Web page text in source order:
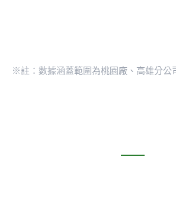
※註：數據涵蓋範圍為桃園廠、高雄分公